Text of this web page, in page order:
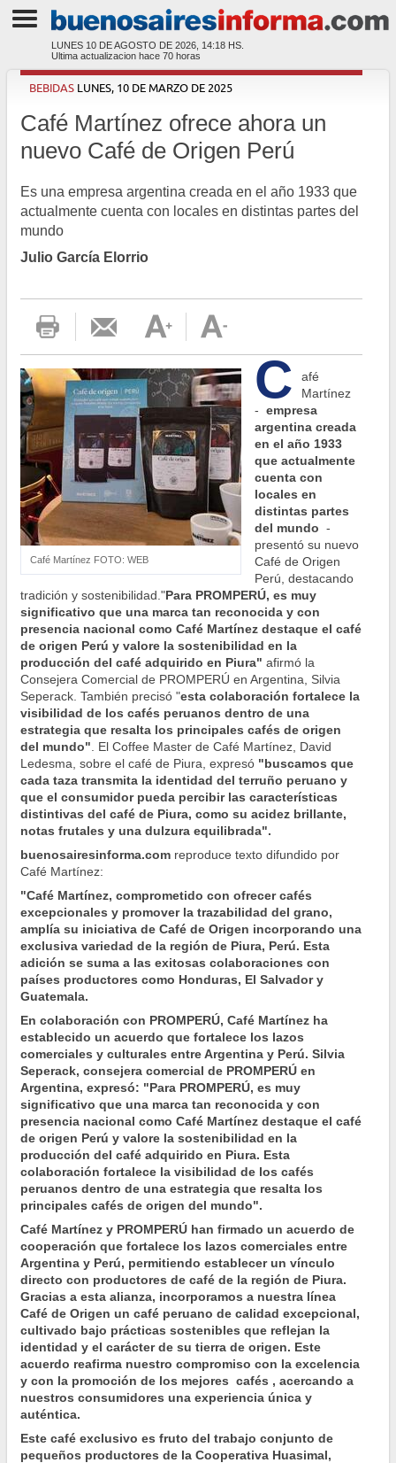
LUNES 10 DE AGOSTO DE 2026, 14:18 HS.
Ultima actualizacion hace 70 horas
BEBIDAS LUNES, 10 DE MARZO DE 2025
Café Martínez ofrece ahora un
nuevo Café de Origen Perú
Es una empresa argentina creada en el año 1933 que
actualmente cuenta con locales en distintas partes del
mundo
Julio García Elorrio
Café Martínez FOTO: WEB
C
afé
Martínez
- empresa
argentina creada
en el año 1933
que actualmente
cuenta con
locales en
distintas partes
del mundo -
presentó su nuevo
Café de Origen
Perú, destacando
tradición y sostenibilidad."Para PROMPERÚ, es muy
significativo que una marca tan reconocida y con
presencia nacional como Café Martínez destaque el café
de origen Perú y valore la sostenibilidad en la
producción del café adquirido en Piura" afirmó la
Consejera Comercial de PROMPERÚ en Argentina, Silvia
Seperack. También precisó "esta colaboración fortalece la
visibilidad de los cafés peruanos dentro de una
estrategia que resalta los principales cafés de origen
del mundo" . El Coffee Master de Café Martínez, David
Ledesma, sobre el café de Piura, expresó "buscamos que
cada taza transmita la identidad del terruño peruano y
que el consumidor pueda percibir las características
distintivas del café de Piura, como su acidez brillante,
notas frutales y una dulzura equilibrada".
buenosairesinforma.com reproduce texto difundido por
Café Martínez:
"Café Martínez, comprometido con ofrecer cafés
excepcionales y promover la trazabilidad del grano,
amplía su iniciativa de Café de Origen incorporando una
exclusiva variedad de la región de Piura, Perú. Esta
adición se suma a las exitosas colaboraciones con
países productores como Honduras, El Salvador y
Guatemala.
En colaboración con PROMPERÚ, Café Martínez ha
establecido un acuerdo que fortalece los lazos
comerciales y culturales entre Argentina y Perú. Silvia
Seperack, consejera comercial de PROMPERÚ en
Argentina, expresó: "Para PROMPERÚ, es muy
significativo que una marca tan reconocida y con
presencia nacional como Café Martínez destaque el café
de origen Perú y valore la sostenibilidad en la
producción del café adquirido en Piura. Esta
colaboración fortalece la visibilidad de los cafés
peruanos dentro de una estrategia que resalta los
principales cafés de origen del mundo".
Café Martínez y PROMPERÚ han firmado un acuerdo de
cooperación que fortalece los lazos comerciales entre
Argentina y Perú, permitiendo establecer un vínculo
directo con productores de café de la región de Piura.
Gracias a esta alianza, incorporamos a nuestra línea
Café de Origen un café peruano de calidad excepcional,
cultivado bajo prácticas sostenibles que reflejan la
identidad y el carácter de su tierra de origen. Este
acuerdo reafirma nuestro compromiso con la excelencia
y con la promoción de los mejores cafés , acercando a
nuestros consumidores una experiencia única y
auténtica.
Este café exclusivo es fruto del trabajo conjunto de
pequeños productores de la Cooperativa Huasimal,